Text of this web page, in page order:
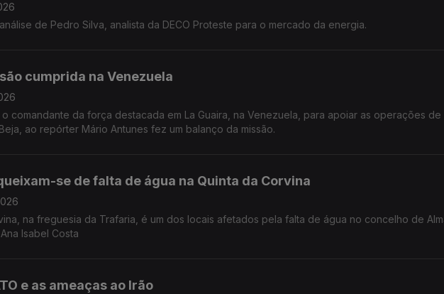
de Pedro Silva, analista da DECO Proteste para o mercado da energia.
cumprida na Venezuela
comandante da força destacada em La Guaira, na Venezuela, para apoiar as operações de
ao repórter Mário Antunes fez um balanço da missão.
se de falta de água na Quinta da Corvina
na freguesia da Trafaria, é um dos locais afetados pela falta de água no concelho de
Isabel Costa
e as ameaças ao Irão